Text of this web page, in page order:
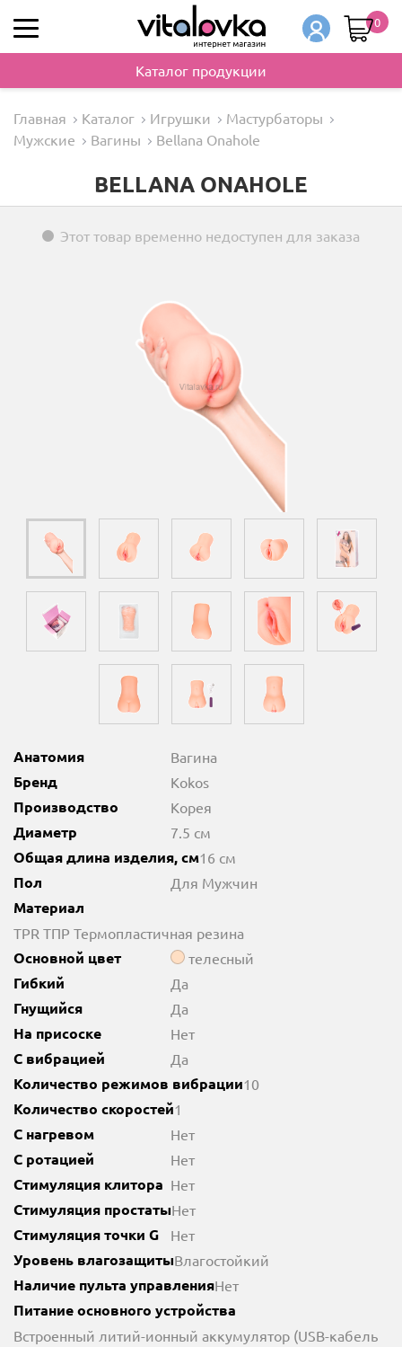
0
Каталог продукции
Главная Каталог Игрушки
Мастурбаторы
Мужские
Вагины Bellana Onahole
BELLANA ONAHOLE
Этот товар временно недоступен для заказа
Анатомия Вагина
Бренд Kokos
Производство Корея
Диаметр 7.5 см
Общая длина изделия, см16 см
Пол Для Мужчин
Материал
TPR ТПР Термопластичная резина
Основной цвет телесный
Гибкий Да
Гнущийся Да
На присоске Нет
С вибрацией Да
Количество режимов вибрации10
Количество скоростей1
С нагревом Нет
С ротацией Нет
Стимуляция клитора Нет
Стимуляция простатыНет
Стимуляция точки G Нет
Уровень влагозащитыВлагостойкий
Наличие пульта управленияНет
Питание основного устройства
Встроенный литий-ионный аккумулятор (USB-кабель